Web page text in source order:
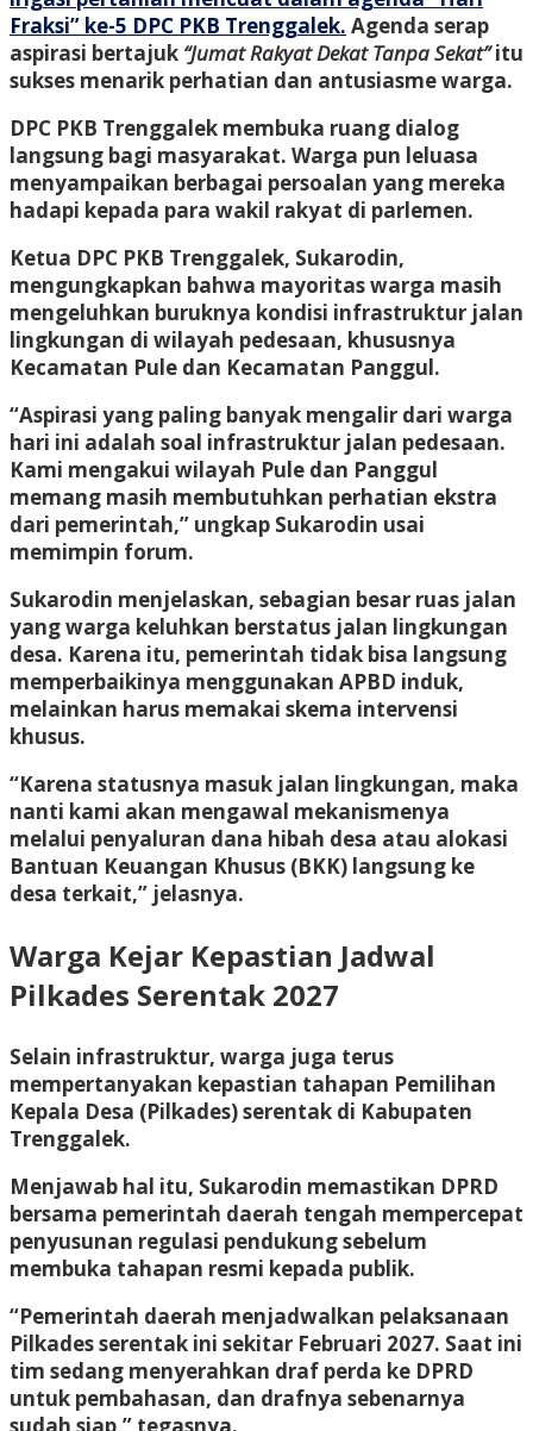
Fraksi” ke-5 DPC PKB Trenggalek. Agenda serap
aspirasi bertajuk “Jumat Rakyat Dekat Tanpa Sekat”itu
sukses menarik perhatian dan antusiasme warga.
DPC PKB Trenggalek membuka ruang dialog
langsung bagi masyarakat. Warga pun leluasa
menyampaikan berbagai persoalan yang mereka
hadapi kepada para wakil rakyat di parlemen.
Ketua DPC PKB Trenggalek, Sukarodin,
mengungkapkan bahwa mayoritas warga masih
mengeluhkan buruknya kondisi infrastruktur jalan
lingkungan di wilayah pedesaan, khususnya
Kecamatan Pule dan Kecamatan Panggul.
“Aspirasi yang paling banyak mengalir dari warga
hari ini adalah soal infrastruktur jalan pedesaan.
Kami mengakui wilayah Pule dan Panggul
memang masih membutuhkan perhatian ekstra
dari pemerintah,” ungkap Sukarodin usai
memimpin forum.
Sukarodin menjelaskan, sebagian besar ruas jalan
yang warga keluhkan berstatus jalan lingkungan
desa. Karena itu, pemerintah tidak bisa langsung
memperbaikinya menggunakan APBD induk,
melainkan harus memakai skema intervensi
khusus.
“Karena statusnya masuk jalan lingkungan, maka
nanti kami akan mengawal mekanismenya
melalui penyaluran dana hibah desa atau alokasi
Bantuan Keuangan Khusus (BKK) langsung ke
desa terkait,” jelasnya.
Warga Kejar Kepastian Jadwal
Pilkades Serentak 2027
Selain infrastruktur, warga juga terus
mempertanyakan kepastian tahapan Pemilihan
Kepala Desa (Pilkades) serentak di Kabupaten
Trenggalek.
Menjawab hal itu, Sukarodin memastikan DPRD
bersama pemerintah daerah tengah mempercepat
penyusunan regulasi pendukung sebelum
membuka tahapan resmi kepada publik.
“Pemerintah daerah menjadwalkan pelaksanaan
Pilkades serentak ini sekitar Februari 2027. Saat ini
tim sedang menyerahkan draf perda ke DPRD
untuk pembahasan, dan drafnya sebenarnya
sudah siap,” tegasnya.